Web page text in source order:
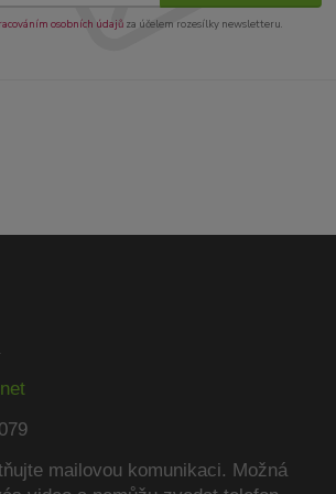
osobních údajůza účelem rozesílky newsletteru.
mailovou komunikaci. Možná